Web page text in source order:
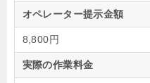
オペレーター提示金額
8,800円
実際の作業料金